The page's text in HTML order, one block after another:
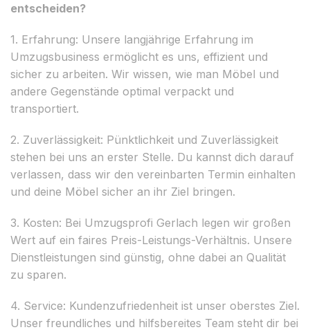
entscheiden?
1. Erfahrung: Unsere langjährige Erfahrung im
Umzugsbusiness ermöglicht es uns, effizient und
sicher zu arbeiten. Wir wissen, wie man Möbel und
andere Gegenstände optimal verpackt und
transportiert.
2. Zuverlässigkeit: Pünktlichkeit und Zuverlässigkeit
stehen bei uns an erster Stelle. Du kannst dich darauf
verlassen, dass wir den vereinbarten Termin einhalten
und deine Möbel sicher an ihr Ziel bringen.
3. Kosten: Bei Umzugsprofi Gerlach legen wir großen
Wert auf ein faires Preis-Leistungs-Verhältnis. Unsere
Dienstleistungen sind günstig, ohne dabei an Qualität
zu sparen.
4. Service: Kundenzufriedenheit ist unser oberstes Ziel.
Unser freundliches und hilfsbereites Team steht dir bei